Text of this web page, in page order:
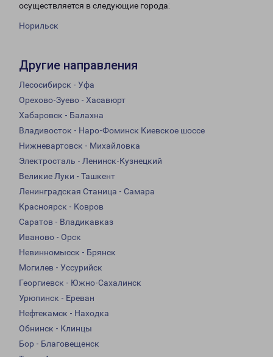
осуществляется в следующие города:
Норильск
Другие направления
Лесосибирск - Уфа
Орехово-Зуево - Хасавюрт
Хабаровск - Балахна
Владивосток - Наро-Фоминск Киевское шоссе
Нижневартовск - Михайловка
Электросталь - Ленинск-Кузнецкий
Великие Луки - Ташкент
Ленинградская Станица - Самара
Красноярск - Ковров
Саратов - Владикавказ
Иваново - Орск
Невинномысск - Брянск
Могилев - Уссурийск
Георгиевск - Южно-Сахалинск
Урюпинск - Ереван
Нефтекамск - Находка
Обнинск - Клинцы
Бор - Благовещенск